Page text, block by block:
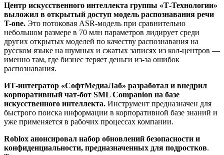
Центр искусственного интеллекта группы «Т-Технологии»
выложил в открытый доступ модель распознавания речи
T-one. Это потоковая ASR-модель при сравнительно
небольшом размере в 70 млн параметров лидирует среди
других открытых моделей по качеству распознавания на
русском языке на шумных и сжатых записях из кол-центров —
именно там, где бизнес теряет деньги из-за ошибок
распознавания.
ИТ-интегратор «СофтМедиаЛаб» разработал и внедрил
корпоративный чат-бот SML Companion на базе
искусственного интеллекта. Инструмент предназначен для
быстрого поиска информации в корпоративной базе знаний и
уже применяется в рабочих процессах компании.
Roblox анонсировал набор обновлений безопасности и
конфиденциальности, предназначенных для подростков.